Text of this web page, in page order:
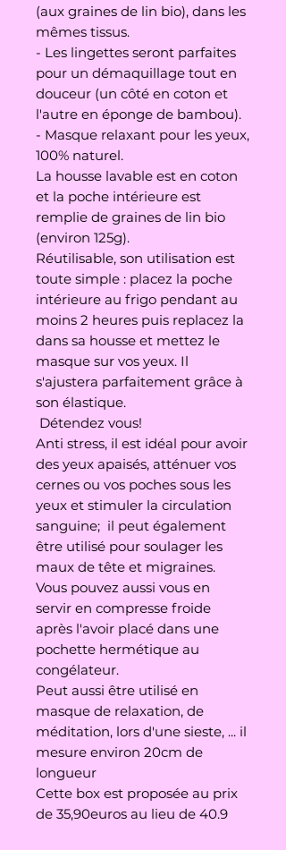
(aux graines de lin bio), dans les
mêmes tissus.
- Les lingettes seront parfaites
pour un démaquillage tout en
douceur (un côté en coton et
l'autre en éponge de bambou).
- Masque relaxant pour les yeux,
100% naturel.
La housse lavable est en coton
et la poche intérieure est
remplie de graines de lin bio
(environ 125g).
Réutilisable, son utilisation est
toute simple : placez la poche
intérieure au frigo pendant au
moins 2 heures puis replacez la
dans sa housse et mettez le
masque sur vos yeux. Il
s'ajustera parfaitement grâce à
son élastique.
Détendez vous!
Anti stress, il est idéal pour avoir
des yeux apaisés, atténuer vos
cernes ou vos poches sous les
yeux et stimuler la circulation
sanguine; il peut également
être utilisé pour soulager les
maux de tête et migraines.
Vous pouvez aussi vous en
servir en compresse froide
après l'avoir placé dans une
pochette hermétique au
congélateur.
Peut aussi être utilisé en
masque de relaxation, de
méditation, lors d'une sieste, ... il
mesure environ 20cm de
longueur
Cette box est proposée au prix
de 35,90euros au lieu de 40.9